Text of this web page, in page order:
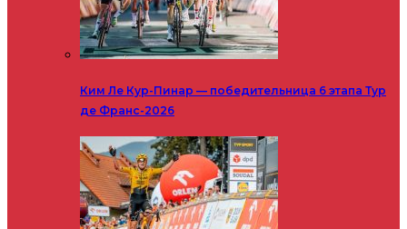
Ким Ле Кур-Пинар — победительница 6 этапа Тур
де Франс-2026